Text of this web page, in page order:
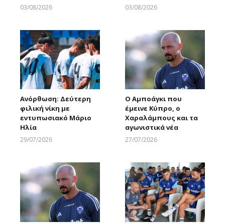
03/08/2026
03/08/2026
Ανόρθωση: Δεύτερη
φιλική νίκη με
εντυπωσιακό Μάριο
Ηλία
29/07/2026
Ο Αμποάγκι που
έμεινε Κύπρο, ο
Χαραλάμπους και τα
αγωνιστικά νέα
27/07/2026